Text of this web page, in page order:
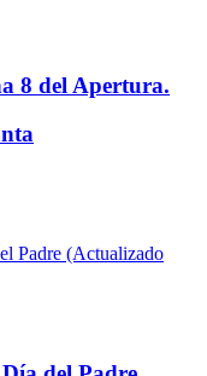
8 del Apertura.